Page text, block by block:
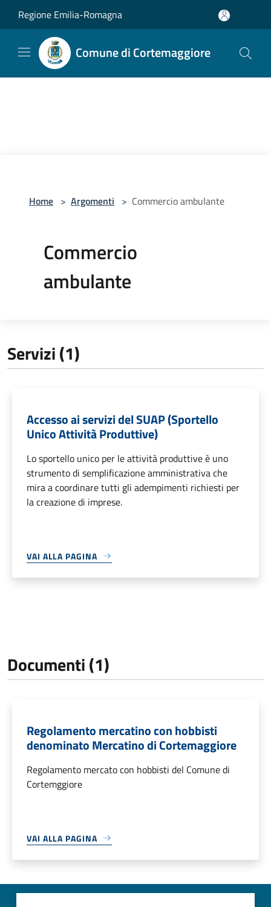
Regione Emilia-Romagna
Comune di Cortemaggiore
Home > Argomenti > Commercio ambulante
Commercio
ambulante
Servizi (1)
Accesso ai servizi del SUAP (Sportello
Unico Attività Produttive)
Lo sportello unico per le attività produttive è uno
strumento di semplificazione amministrativa che
mira a coordinare tutti gli adempimenti richiesti per
la creazione di imprese.
VAI ALLA PAGINA
Documenti (1)
Regolamento mercatino con hobbisti
denominato Mercatino di Cortemaggiore
Regolamento mercato con hobbisti del Comune di
Cortemggiore
VAI ALLA PAGINA